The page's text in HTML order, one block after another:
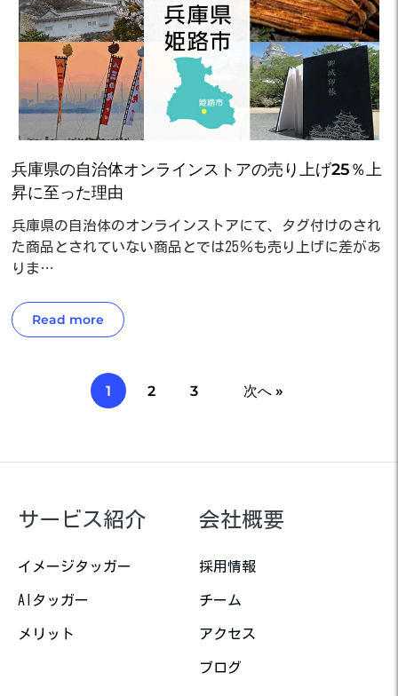
兵庫県の自治体オンラインストアの売り上げ25％上
昇に至った理由
兵庫県の自治体のオンラインストアにて、タグ付けのされ
た商品とされていない商品とでは25％も売り上げに差があ
りま…
Read more
1 2 3 次へ »
サービス紹介
イメージタッガー
AIタッガー
メリット
会社概要
採用情報
チーム
アクセス
ブログ